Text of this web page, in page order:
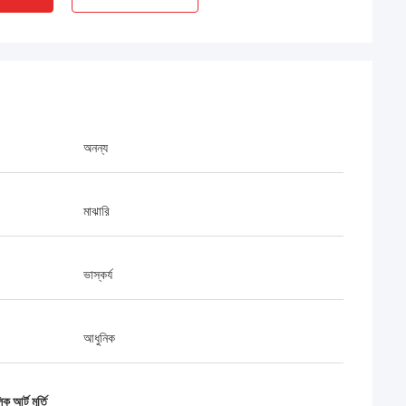
অনন্য
মাঝারি
ভাস্কর্য
আধুনিক
আর্ট মূর্তি